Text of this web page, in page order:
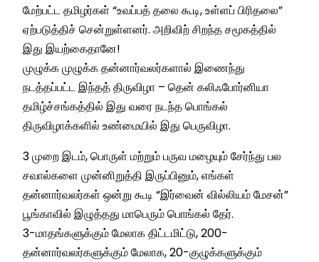
மேற்பட்ட தமிழர்கள் “உவப்பத் தலை கூடி, உள்ளப் பிரிதலை”
ஏற்படுத்திச் சென்றுள்ளனர். அறிவிற் சிறந்த சமூகத்தில்
இது இயற்கைதானே!
முழுக்க முழுக்க தன்னார்வலர்களால் இணைந்து
நடத்தப்பட்ட இந்தத் திருவிழா – தென் கலிஃபோர்னியா
தமிழ்ச்சங்கத்தில் இது வரை நடந்த பொங்கல்
திருவிழாக்களில் உண்மையில் இது பெருவிழா.
3 முறை இடம், பொருள் மற்றும் பருவ மழையும் சேர்ந்து பல
சவால்களை முன்னிறுத்தி இருப்பினும், எங்கள்
தன்னார்வலர்கள் ஒன்று கூடி “இர்வைன் வில்லியம் மேசன்”
பூங்காவில் இழுத்தது மாபெரும் பொங்கல் தேர்.
3-மாதங்களுக்கும் மேலாக திட்டமிட்டு, 200-
தன்னார்வலர்களுக்கும் மேலாக, 20-குழுக்களுக்கும்